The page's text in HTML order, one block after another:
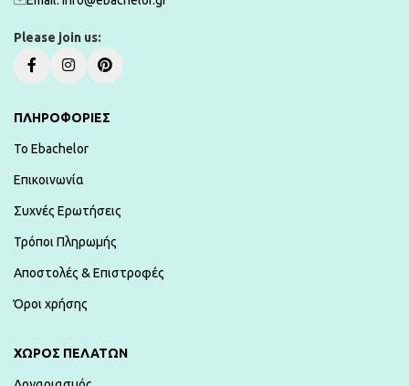
Please join us:
ΠΛΗΡΟΦΟΡΙΕΣ
To Ebachelor
Επικοινωνία
Συχνές Ερωτήσεις
Τρόποι Πληρωμής
Αποστολές & Επιστροφές
Όροι χρήσης
ΧΏΡΟΣ ΠΕΛΑΤΏΝ